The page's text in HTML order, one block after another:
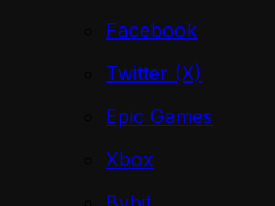
Facebook
Twitter (X)
Epic Games
Xbox